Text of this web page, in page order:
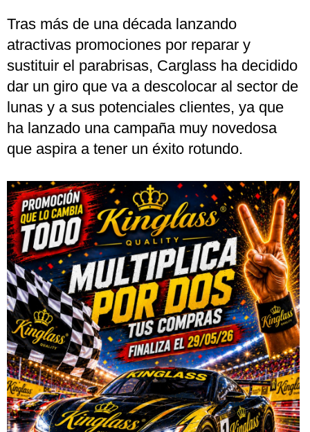
Tras más de una década lanzando
atractivas promociones por reparar y
sustituir el parabrisas, Carglass ha decidido
dar un giro que va a descolocar al sector de
lunas y a sus potenciales clientes, ya que
ha lanzado una campaña muy novedosa
que aspira a tener un éxito rotundo.